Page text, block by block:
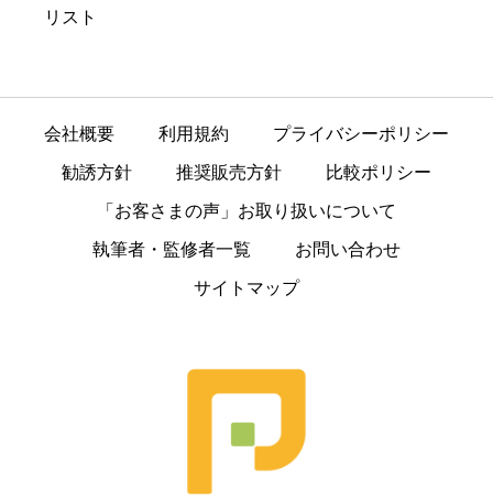
リスト
会社概要 利用規約 プライバシーポリシー
勧誘方針 推奨販売方針 比較ポリシー
「お客さまの声」お取り扱いについて
執筆者・監修者一覧 お問い合わせ
サイトマップ